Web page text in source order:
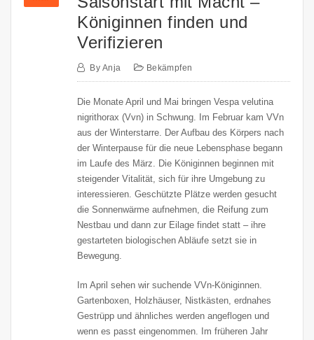
Königinnen finden und
Verifizieren
By Anja Bekämpfen
Die Monate April und Mai bringen Vespa velutina
nigrithorax (Vvn) in Schwung. Im Februar kam VVn
aus der Winterstarre. Der Aufbau des Körpers nach
der Winterpause für die neue Lebensphase begann
im Laufe des März. Die Königinnen beginnen mit
steigender Vitalität, sich für ihre Umgebung zu
interessieren. Geschützte Plätze werden gesucht
die Sonnenwärme aufnehmen, die Reifung zum
Nestbau und dann zur Eilage findet statt – ihre
gestarteten biologischen Abläufe setzt sie in
Bewegung.
Im April sehen wir suchende VVn-Königinnen.
Gartenboxen, Holzhäuser, Nistkästen, erdnahes
Gestrüpp und ähnliches werden angeflogen und
wenn es passt eingenommen. Im früheren Jahr